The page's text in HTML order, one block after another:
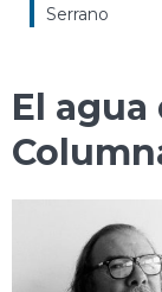
Serrano
El agua